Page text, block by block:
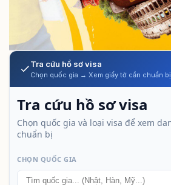
Tra cứu hồ sơ visa
Chọn quốc gia → Xem giấy tờ cần chuẩn bị